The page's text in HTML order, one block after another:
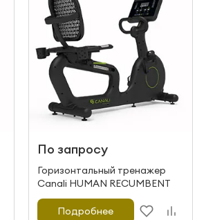
По запросу
Горизонтальный тренажер
Canali HUMAN RECUMBENT
Подробнее